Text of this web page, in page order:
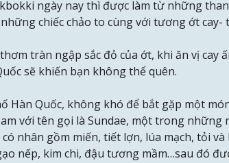
ngày nay thì được làm từ những
chiếc chảo to cùng với tương ớt
tràn ngập sắc đỏ của ớt, khi ăn vị cay
sẽ khiến bạn không thể quên.
Hàn Quốc, không khó để bắt gặp một
với tên gọi là Sundae, một trong những
nhân gồm miến, tiết lợn, lúa mạch, tỏi
nếp, kim chi, đậu tương mầm…sau đó